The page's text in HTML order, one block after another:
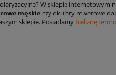
W sklepie
męskie czy okulary rowerowe
sklepie. Posiadamy bieliznę